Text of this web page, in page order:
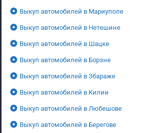
Выкуп автомобилей в Мариуполе
Выкуп автомобилей в Нетешине
Выкуп автомобилей в Шацке
Выкуп автомобилей в Борзне
Выкуп автомобилей в Збараже
Выкуп автомобилей в Килии
Выкуп автомобилей в Любешове
Выкуп автомобилей в Берегове